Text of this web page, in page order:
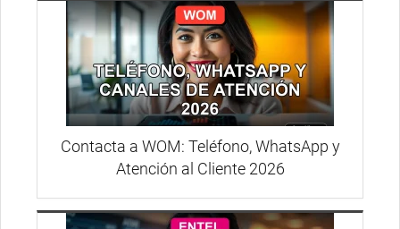
Contacta a WOM: Teléfono, WhatsApp y
Atención al Cliente 2026